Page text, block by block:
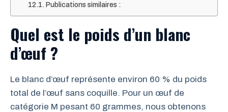
Publications similaires :
Quel est le poids d’un blanc
d’œuf ?
Le blanc d’œuf représente environ 60 % du poids
total de l’œuf sans coquille. Pour un œuf de
catégorie M pesant 60 grammes, nous obtenons